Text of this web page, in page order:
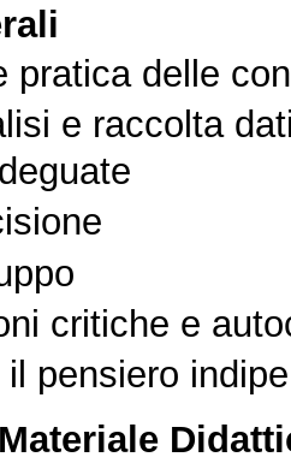
pratica delle
e raccolta
critiche e
pensiero